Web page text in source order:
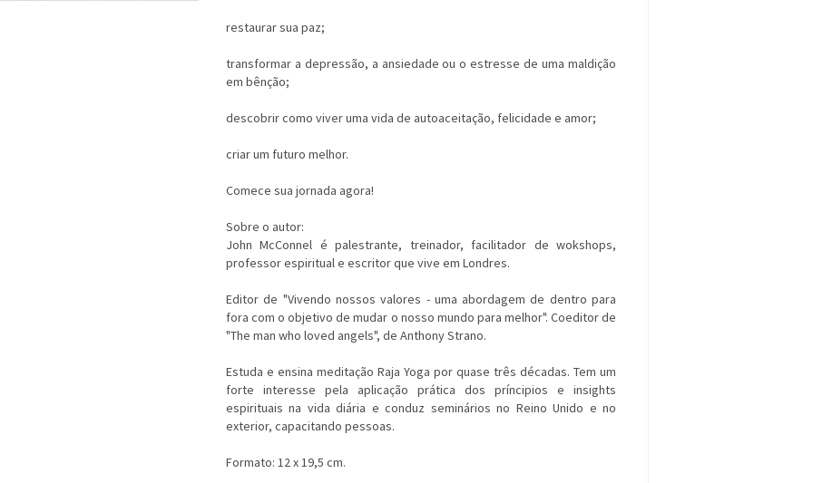
restaurar sua paz;
transformar a depressão, a ansiedade ou o estresse de uma maldição
em bênção;
descobrir como viver uma vida de autoaceitação, felicidade e amor;
criar um futuro melhor.
Comece sua jornada agora!
Sobre o autor:
John McConnel é palestrante, treinador, facilitador de wokshops,
professor espiritual e escritor que vive em Londres.
Editor de "Vivendo nossos valores - uma abordagem de dentro para
fora com o objetivo de mudar o nosso mundo para melhor". Coeditor de
"The man who loved angels", de Anthony Strano.
Estuda e ensina meditação Raja Yoga por quase três décadas. Tem um
forte interesse pela aplicação prática dos príncipios e insights
espirituais na vida diária e conduz seminários no Reino Unido e no
exterior, capacitando pessoas.
Formato: 12 x 19,5 cm.